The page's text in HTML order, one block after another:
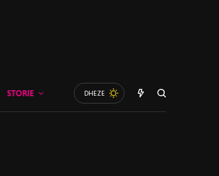
STORIE DHEZE